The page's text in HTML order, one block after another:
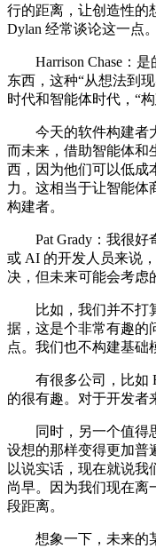
行的距离，让创造性的
Dylan 经常谈论这一点。
Harrison Chase：是
东西，这种“从想法到
时代和智能体时代，“
今天的软件构建者大
而未来，借助智能体和
西，因为他们可以低成
力。这相当于让智能体
构建者。
Pat Grady：我很好
或 AI 的开发人员来说
决，但未来可能会考虑
比如，我们并不打算
据，这是个非常有趣的
点。我们也不构建基础
有很多公司，比如
的很有趣。对于开发者
同时，另一个值得思
设想的那样变得更加普
以说实话，现在就说
尚早。因为我们现在离
段距离。
想象一下，未来的某